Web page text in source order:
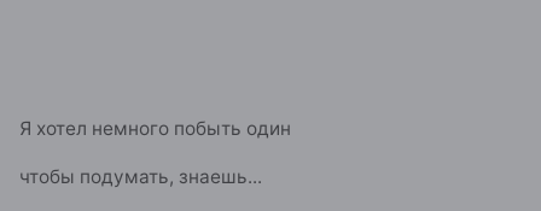
Я хотел немного побыть один
чтобы подумать, знаешь...